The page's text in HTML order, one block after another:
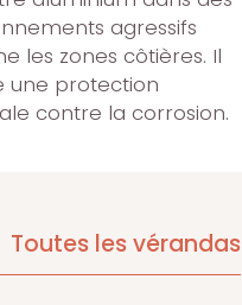
agressifs
les zones côtières. Il
une protection
contre la corrosion.
Toutes les vérandas